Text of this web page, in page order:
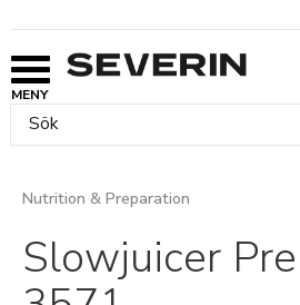
Nutrition & Preparation
Slowjuicer